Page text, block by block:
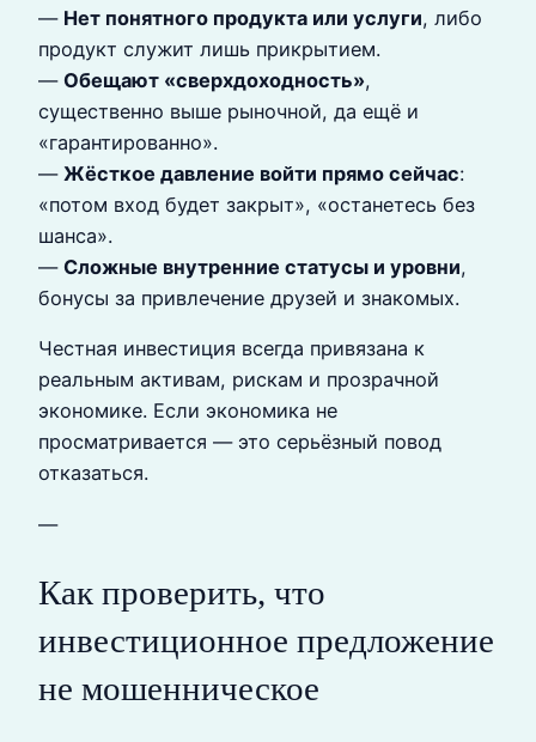
— Нет понятного продукта или услуги, либо
продукт служит лишь прикрытием.
— Обещают «сверхдоходность»,
существенно выше рыночной, да ещё и
«гарантированно».
— Жёсткое давление войти прямо сейчас:
«потом вход будет закрыт», «останетесь без
шанса».
— Сложные внутренние статусы и уровни,
бонусы за привлечение друзей и знакомых.
Честная инвестиция всегда привязана к
реальным активам, рискам и прозрачной
экономике. Если экономика не
просматривается — это серьёзный повод
отказаться.
—
Как проверить, что
инвестиционное предложение
не мошенническое